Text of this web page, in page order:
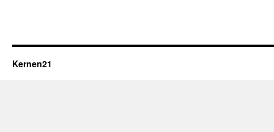
Kernen21